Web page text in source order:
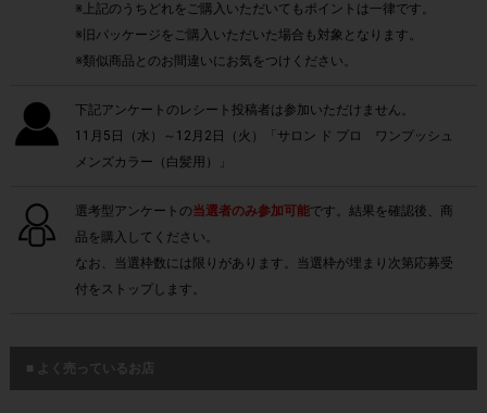
※上記のうちどれをご購入いただいてもポイントは一律です。
※旧パッケージをご購入いただいた場合も対象となります。
※類似商品とのお間違いにお気をつけください。
下記アンケートのレシート投稿者は参加いただけません。
11月5日（水）～12月2日（火）「サロン ド プロ ワンプッシュ
メンズカラー（白髪用）」
選考型アンケートの当選者のみ参加可能です。結果を確認後、商
品を購入してください。
なお、当選枠数には限りがあります。当選枠が埋まり次第応募受
付をストップします。
■ よく売っているお店